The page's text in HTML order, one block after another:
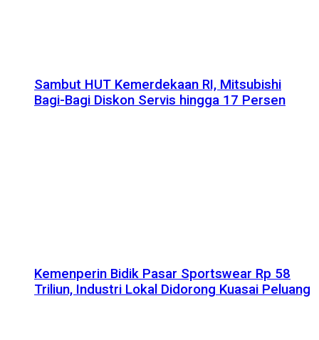
Sambut HUT Kemerdekaan RI, Mitsubishi
Bagi-Bagi Diskon Servis hingga 17 Persen
Kemenperin Bidik Pasar Sportswear Rp 58
Triliun, Industri Lokal Didorong Kuasai Peluang